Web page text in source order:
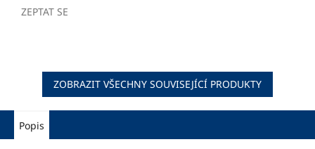
ZEPTAT SE
ZOBRAZIT VŠECHNY SOUVISEJÍCÍ PRODUKTY
Popis